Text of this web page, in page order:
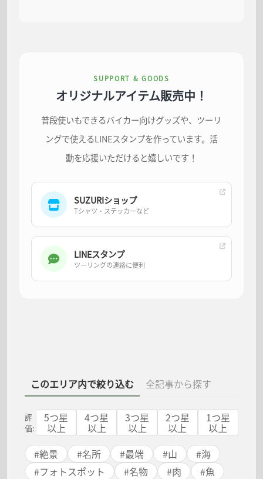
SUPPORT & GOODS
オリジナルアイテム販売中！
普段使いもできるバイカー向けグッズや、ツーリ
ングで使えるLINEスタンプを作っています。活
動を応援いただけると嬉しいです！
SUZURIショップ
Tシャツ・ステッカーなど
LINEスタンプ
ツーリングの連絡に便利
このエリア内で絞り込む 全記事から探す
評
価:
5つ星
以上
4つ星
以上
3つ星
以上
2つ星
以上
1つ星
以上
#絶景 #名所 #最端 #山 #海
#フォトスポット #名物 #肉 #魚